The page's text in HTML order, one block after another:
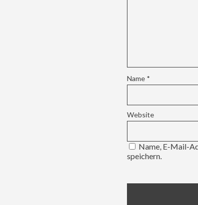
Name *
Website
Name, E-Mail-
speichern.